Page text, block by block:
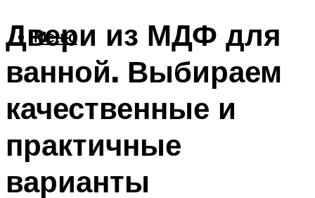
Меню
Двери из МДФ для
ванной. Выбираем
качественные и
практичные
варианты